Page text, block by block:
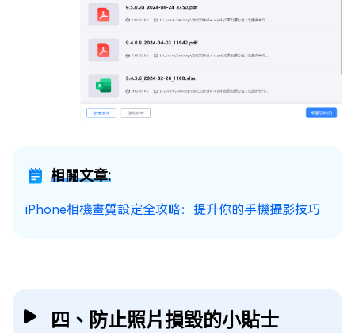
相關文章:
iPhone相機畫質設定全攻略：提升你的手機攝影技巧
四、防止照片損毀的小貼士